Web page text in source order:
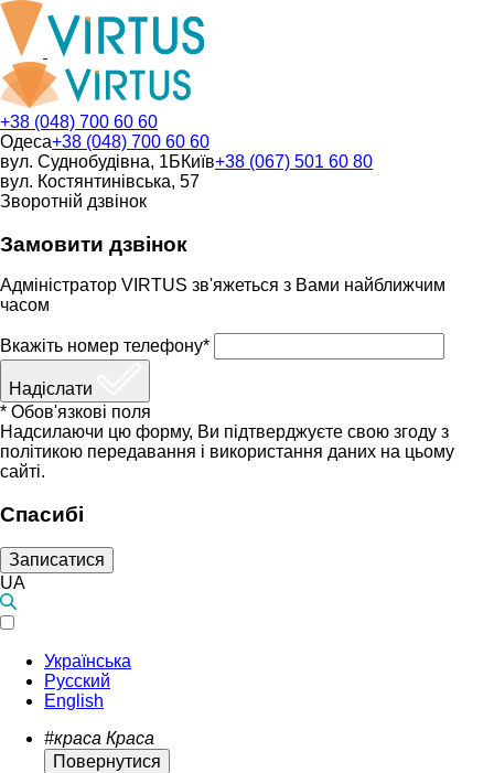
+38 (048) 700 60 60
Одеса+38 (048) 700 60 60
вул. Суднобудівна, 1БКиїв+38 (067) 501 60 80
вул. Костянтинівська, 57
Зворотній дзвінок
Замовити дзвінок
Адміністратор VIRTUS зв'яжеться з Вами найближчим
часом
Вкажіть номер телефону*
Надіслати
* Обов'язкові поля
Надсилаючи цю форму, Ви підтверджуєте свою згоду з
політикою передавання і використання даних на цьому
сайті.
Спасибі
Записатися
UA
Українська
Русский
English
#краса Краса
Повернутися